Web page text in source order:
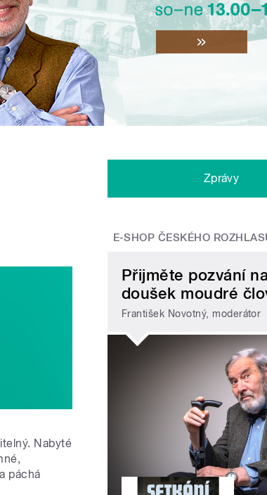
Nabyté
páchá
Zprávy
E-SHOP ČESKÉHO
Přijměte pozvání
doušek moudré
František Novotný, moderátor